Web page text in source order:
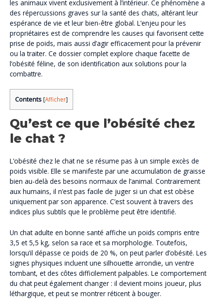
les animaux vivent exclusivement à l’intérieur. Ce phénomène a
des répercussions graves sur la santé des chats, altérant leur
espérance de vie et leur bien-être global. L’enjeu pour les
propriétaires est de comprendre les causes qui favorisent cette
prise de poids, mais aussi d’agir efficacement pour la prévenir
ou la traiter. Ce dossier complet explore chaque facette de
l’obésité féline, de son identification aux solutions pour la
combattre.
Contents [Afficher]
Qu’est ce que l’obésité chez
le chat ?
L’obésité chez le chat ne se résume pas à un simple excès de
poids visible. Elle se manifeste par une accumulation de graisse
bien au-delà des besoins normaux de l’animal. Contrairement
aux humains, il n’est pas facile de juger si un chat est obèse
uniquement par son apparence. C’est souvent à travers des
indices plus subtils que le problème peut être identifié.
Un chat adulte en bonne santé affiche un poids compris entre
3,5 et 5,5 kg, selon sa race et sa morphologie. Toutefois,
lorsqu’il dépasse ce poids de 20 %, on peut parler d’obésité. Les
signes physiques incluent une silhouette arrondie, un ventre
tombant, et des côtes difficilement palpables. Le comportement
du chat peut également changer : il devient moins joueur, plus
léthargique, et peut se montrer réticent à bouger.